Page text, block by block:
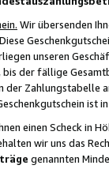
Wir übersenden
unseren
bis der fällige
der
ist
einen Scheck in
wir uns das
genannten